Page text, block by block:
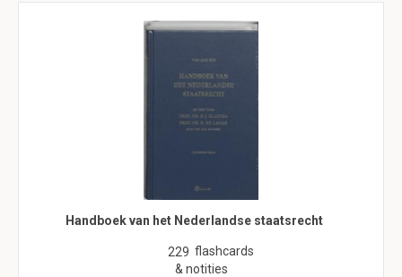
Handboek van het Nederlandse staatsrecht
229 flashcards
& notities